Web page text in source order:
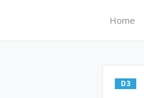
Home
D3